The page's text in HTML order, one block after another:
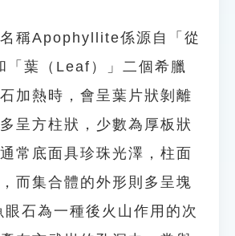
稱Apophyllite係源自「從
「葉（Leaf）」二個希臘
加熱時，會呈葉片狀剝離
呈方柱狀，少數為厚板狀
常底面具珍珠光澤，柱面
而集合體的外形則多呈塊
石為一種後火山作用的次